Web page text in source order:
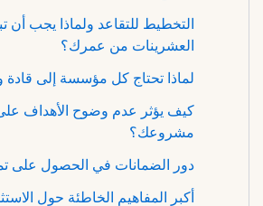
التخطيط للتقاعد ولماذا يجب أن
العشرينات من عمرك؟
لماذا تحتاج كل مؤسسة إلى قادة
كيف يؤثر عدم وضوح الأهداف على
مشروعك؟
دور الضمانات في الحصول على
أكبر المفاهيم الخاطئة حول